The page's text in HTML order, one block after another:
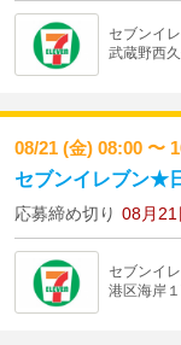
セブンイ
武蔵野西
08/21 (金) 08:00 〜
セブンイレブン★
応募締め切り 08月
セブンイ
港区海岸